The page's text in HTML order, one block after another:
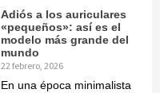
Adiós a los auriculares
«pequeños»: así es el
modelo más grande del
mundo
22 febrero, 2026
En una época minimalista